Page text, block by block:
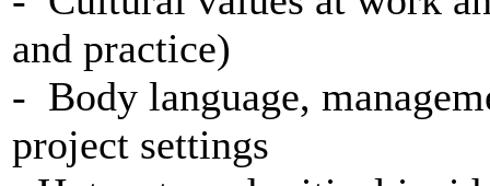
and practice)
- Body language,
project settings